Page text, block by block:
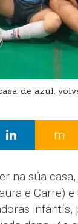
de azul,
m
na súa
e Carre)
infantís,